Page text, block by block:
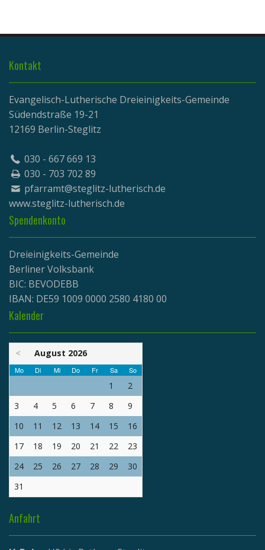
Kontakt
Evangelisch-Lutherische Dreieinigkeits-Gemeinde
Südendstraße 19-21
12169 Berlin-Steglitz
030 - 667 669 13
030 - 703 702 89
pfarramt@steglitz-lutherisch.de
www.steglitz-lutherisch.de
Spendenkonto
Dreieinigkeits-Gemeinde
Berliner Volksbank
BIC: BEVODEBB
IBAN: DE59 1009 0000 2580 4180 00
Kalender
< August 2026
Mo Di Mi Do Fr Sa So
1
2
3
4 5 6 7 8
9
10
11 12 13 14 15
16
17
18 19 20 21 22
23
24
25 26 27 28 29
30
31
Anfahrt